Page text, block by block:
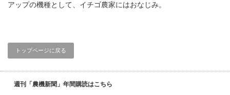
アップの機種として、イチゴ農家にはおなじみ。
トップページに戻る
週刊「農機新聞」年間購読はこちら